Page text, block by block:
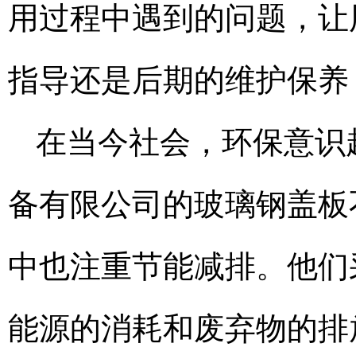
用过程中遇到的问题，
指导还是后期的维护保
在当今社会，环保意
备有限公司的玻璃钢盖
中也注重节能减排。他
能源的消耗和废弃物的